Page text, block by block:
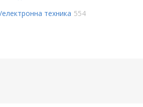
техника 554